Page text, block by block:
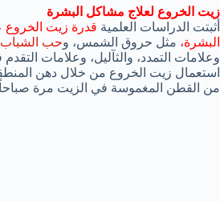
زيت الخروع لعلاج مشاكل البشرة
أثبتت الدراسات العلمية قدرة زيت
البشرة، مثل حروق الشمس، وحب الشباب
وعلامات التمدد، والثآليل، وعلامات
استعمال زيت الخروع من خلال دهن
من القطن المغموسة في الزيت مرة